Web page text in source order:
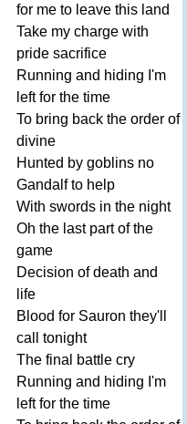
for me to leave this land
Take my charge with
pride sacrifice
Running and hiding I'm
left for the time
To bring back the order of
divine
Hunted by goblins no
Gandalf to help
With swords in the night
Oh the last part of the
game
Decision of death and
life
Blood for Sauron they'll
call
tonight
The final battle cry
Running and hiding I'm
left for the time